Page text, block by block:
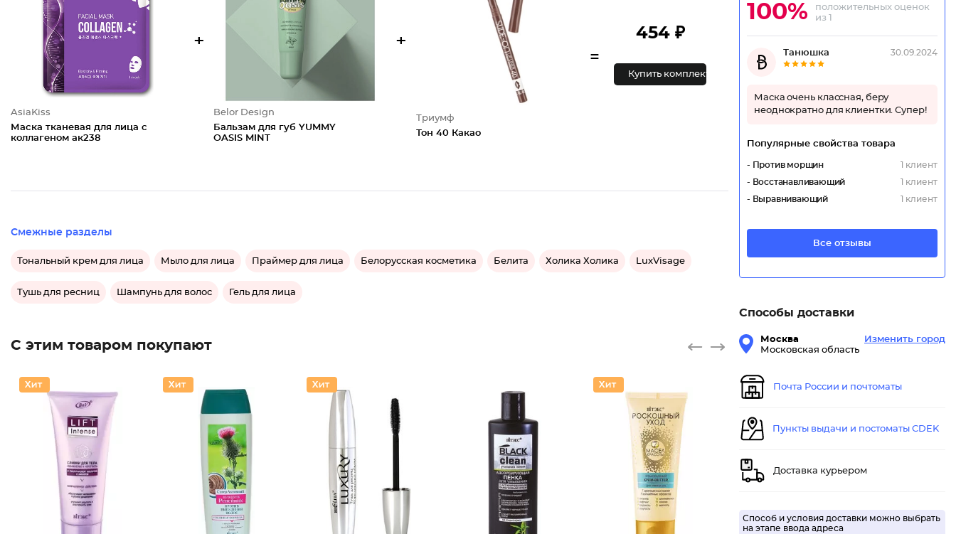
AsiaKiss
Маска тканевая для лица с
коллагеном ак238
+
Belor Design
Бальзам для губ YUMMY
OASIS MINT
+
Триумф
Тон 40 Какао
=
454 ₽
Купить комплект
Смежные разделы
Тональный крем для лица Мыло для лица Праймер для лица Белорусская косметика Белита Холика Холика LuxVisage
Тушь для ресниц Шампунь для волос Гель для лица
С этим товаром покупают
100%
положительных оценок
из 1
Танюшка 30.09.2024
Маска очень классная, беру
неоднократно для клиентки. Супер!
Популярные свойства товара
- Против морщин
1 клиент
- Восстанавливающий
1 клиент
- Выравнивающий
1 клиент
Все отзывы
Способы доставки
Москва
Московская область
Изменить город
Почта России и почтоматы
Пункты выдачи и постоматы CDEK
Доставка курьером
Способ и условия доставки можно выбрать
на этапе ввода адреса